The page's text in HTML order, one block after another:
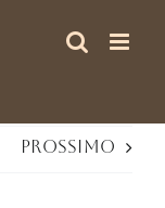
Prossimo